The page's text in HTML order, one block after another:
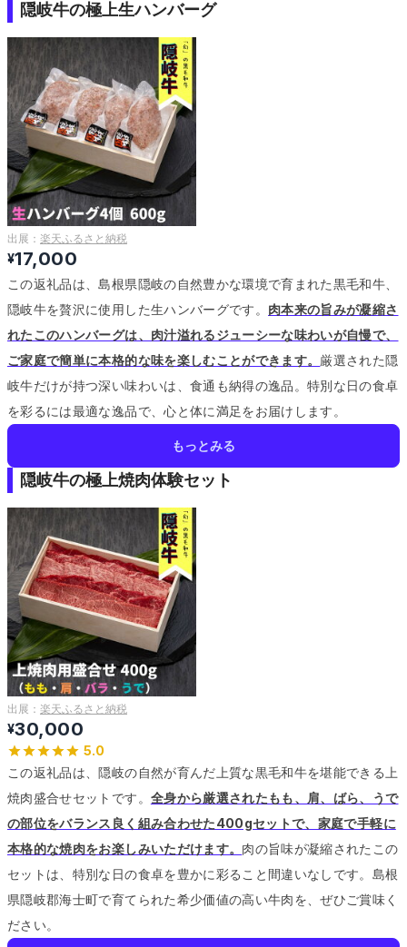
隠岐牛の極上生ハンバーグ
出展： 楽天ふるさと納税
¥17,000
この返礼品は、島根県隠岐の自然豊かな環境で育まれた黒毛和牛、
隠岐牛を贅沢に使用した生ハンバーグです。 肉本来の旨みが凝縮さ
れたこのハンバーグは、肉汁溢れるジューシーな味わいが自慢で、
ご家庭で簡単に本格的な味を楽しむことができます。 厳選された隠
岐牛だけが持つ深い味わいは、食通も納得の逸品。特別な日の食卓
を彩るには最適な逸品で、心と体に満足をお届けします。
もっとみる
隠岐牛の極上焼肉体験セット
出展： 楽天ふるさと納税
¥30,000
5.0
この返礼品は、隠岐の自然が育んだ上質な黒毛和牛を堪能できる上
焼肉盛合せセットです。 全身から厳選されたもも、肩、ばら、うで
の部位をバランス良く組み合わせた400gセットで、家庭で手軽に
本格的な焼肉をお楽しみいただけます。 肉の旨味が凝縮されたこの
セットは、特別な日の食卓を豊かに彩ること間違いなしです。 島根
県隠岐郡海士町で育てられた希少価値の高い牛肉を、ぜひご賞味く
ださい。